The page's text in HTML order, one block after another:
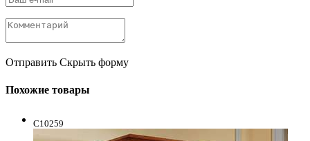
Отправить Скрыть форму
Похожие товары
C10259